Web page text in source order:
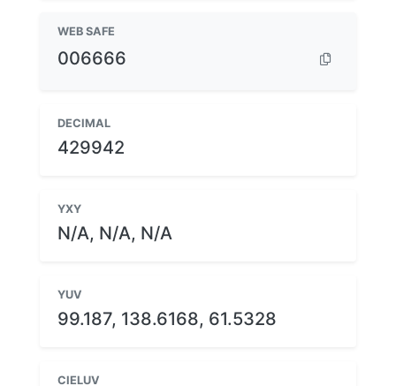
WEB SAFE
006666
DECIMAL
429942
YXY
N/A, N/A, N/A
YUV
99.187, 138.6168, 61.5328
CIELUV